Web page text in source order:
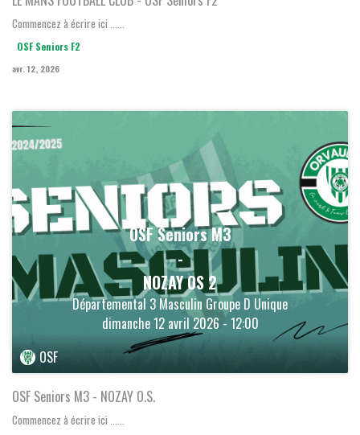
Commencez à écrire ici ......
OSF Seniors F2
avr. 12, 2026
OSF Seniors M3
-
NOZAY OS 2
Départemental 3 Masculin Groupe D Unique
dimanche 12 avril 2026 - 12:00
OSF
OSF Seniors M3 - NOZAY O.S.
Commencez à écrire ici ......